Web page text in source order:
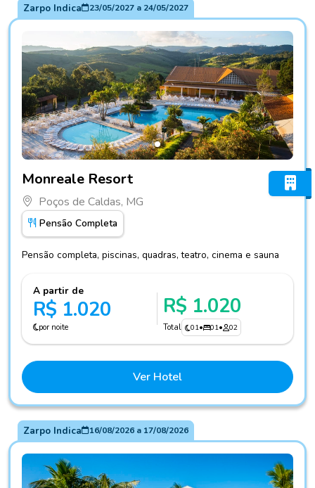
Zarpo Indica 23/05/2027a 24/05/2027
Monreale Resort
Poços de Caldas, MG
Pensão Completa
Pensão completa, piscinas, quadras, teatro, cinema e sauna
A partir de
R$ 1.020
por noite
R$ 1.020
Total 01• 01• 02
Ver Hotel
Zarpo Indica 16/08/2026a 17/08/2026